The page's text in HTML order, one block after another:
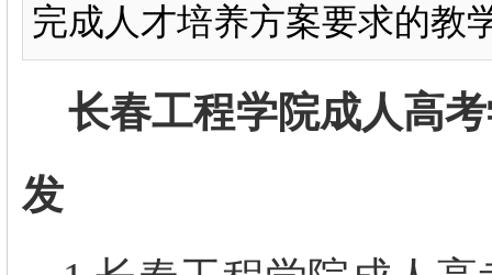
完成人才培养方案要求的教
长春工程学院成人高
发